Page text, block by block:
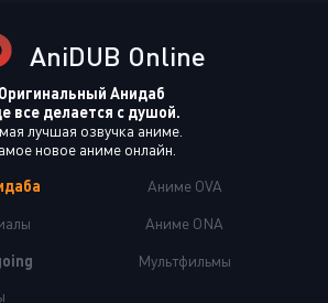
AniDUB Online
Оригинальный Анидаб
все делается с душой.
лучшая озвучка аниме.
новое аниме онлайн.
Аниме OVA
Аниме ONA
Мультфильмы